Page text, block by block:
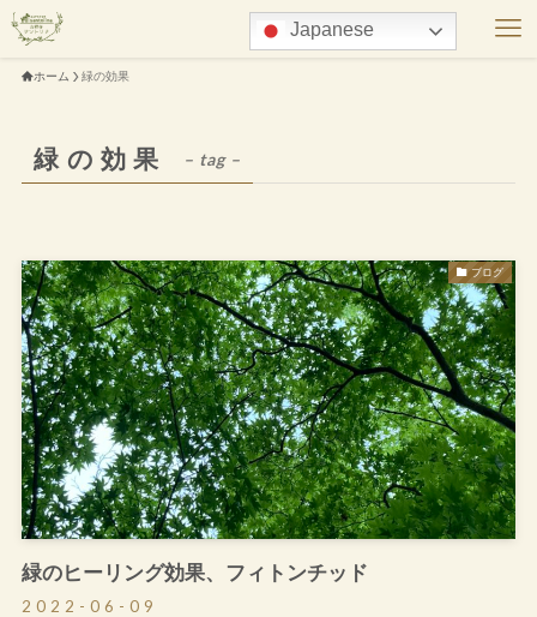
ホーム 緑の効果
緑の効果 – tag –
ブログ
緑のヒーリング効果、フィトンチッド
2022-06-09
Japanese